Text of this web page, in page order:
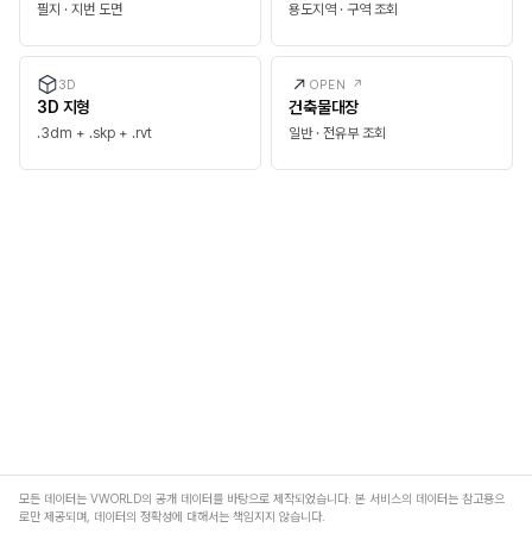
필지 · 지번 도면 용도지역 · 구역 조회
3D
3D 지형
.3dm + .skp + .rvt
OPEN ↗
건축물대장
일반 · 전유부 조회
모든 데이터는 VWORLD의 공개 데이터를 바탕으로 제작되었습니다. 본 서비스의 데이터는 참고용으
로만 제공되며, 데이터의 정확성에 대해서는 책임지지 않습니다.